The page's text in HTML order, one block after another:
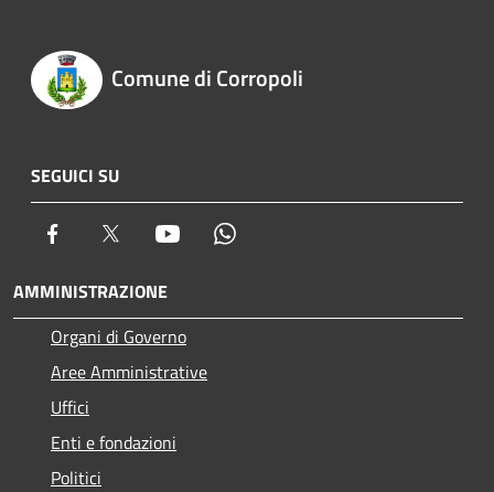
Comune di Corropoli
SEGUICI SU
Facebook Twitter Youtube
AMMINISTRAZIONE
Organi di Governo
Aree Amministrative
Uffici
Enti e fondazioni
Politici